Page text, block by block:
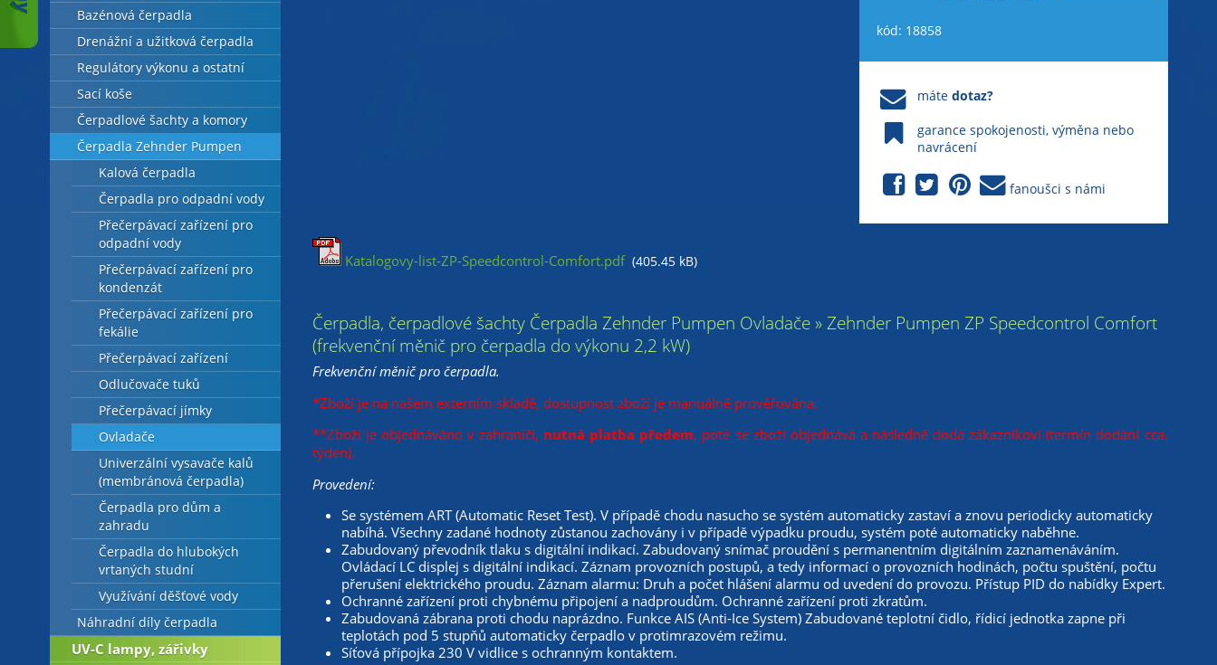
kód: 18858
mátedotaz?
garance spokojenosti, výměna nebo
navrácení
fanoušci s námi
Katalogovy-list-ZP-Speedcontrol-Comfort.pdf (405.45 kB)
Čerpadla, čerpadlové šachty Čerpadla Zehnder Pumpen Ovladače » Zehnder Pumpen ZP Speedcontrol Comfort
(frekvenční měnič pro čerpadla do výkonu 2,2 kW)
Frekvenční měnič pro čerpadla.
*Zboží je na našem externím skladě, dostupnost zboží je manuálně prověřována.
**Zboží je objednáváno v zahraničí, nutná platba předem, poté se zboží objednává a následně dodá zákazníkovi (termín dodání cca.
týden).
Provedení:
Se systémem ART (Automatic Reset Test). V případě chodu nasucho se systém automaticky zastaví a znovu periodicky automaticky
nabíhá. Všechny zadané hodnoty zůstanou zachovány i v případě výpadku proudu, systém poté automaticky naběhne.
Zabudovaný převodník tlaku s digitální indikací. Zabudovaný snímač proudění s permanentním digitálním zaznamenáváním.
Ovládací LC displej s digitální indikací. Záznam provozních postupů, a tedy informací o provozních hodinách, počtu spuštění, počtu
přerušení elektrického proudu. Záznam alarmu: Druh a počet hlášení alarmu od uvedení do provozu. Přístup PID do nabídky Expert.
Ochranné zařízení proti chybnému připojení a nadproudům. Ochranné zařízení proti zkratům.
Zabudovaná zábrana proti chodu naprázdno. Funkce AIS (Anti-Ice System) Zabudované teplotní čidlo, řídicí jednotka zapne při
teplotách pod 5 stupňů automaticky čerpadlo v protimrazovém režimu.
Síťová přípojka 230 V vidlice s ochranným kontaktem.
Bazénová čerpadla
Drenážní a užitková čerpadla
Regulátory výkonu a ostatní
Sací koše
Čerpadlové šachty a komory
Čerpadla Zehnder Pumpen
Kalová čerpadla
Čerpadla pro odpadní vody
Přečerpávací zařízení pro
odpadní vody
Přečerpávací zařízení pro
kondenzát
Přečerpávací zařízení pro
fekálie
Přečerpávací zařízení
Odlučovače tuků
Přečerpávací jímky
Ovladače
Univerzální vysavače kalů
(membránová čerpadla)
Čerpadla pro dům a
zahradu
Čerpadla do hlubokých
vrtaných studní
Využívání děšťové vody
Náhradní díly čerpadla
UV-C lampy, zářivky